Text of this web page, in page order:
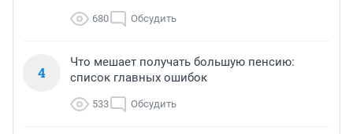
680 Обсудить
4
Что мешает получать большую пенсию:
список главных ошибок
533 Обсудить